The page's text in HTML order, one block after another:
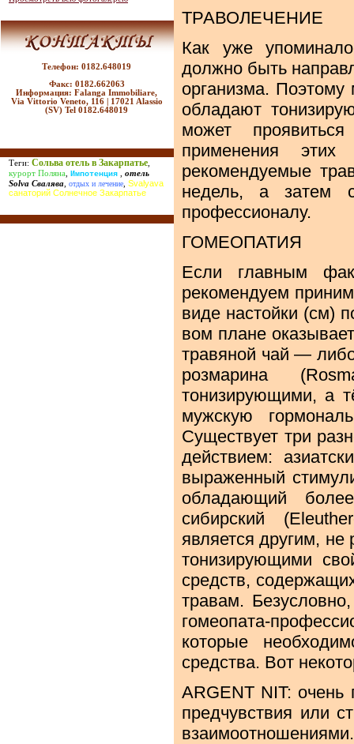
Телефон: 0182.648019
Факс: 0182.662063
Информация: Falanga Immobiliare,
Via Vittorio Veneto, 116 | 17021 Alassio
(SV) Tel 0182.648019
Теги: Сольва отель в Закарпатье
курорт Поляна
Импотенция
отель
Solva Свалява отдых и лечение Svalyava
санаторий Солнечное Закарпатье
ТРАВОЛЕЧЕНИЕ
Как уже
должно быть
организма.
обладают
может
применения
рекомендуемые
недель, а затем
профессионалу.
ГОМЕОПАТИЯ
Если главным
рекомендуем
виде настойки (см)
вом плане
травяной чай —
розмарина
тонизирующими, а
мужскую
Существует три
действием:
выраженный
обладающий
сибирский
является другим,
тонизирующими
средств,
травам.
гомеопата-
которые
средства. Вот
ARGENT NIT:
предчувствия или
взаимоотношениями.